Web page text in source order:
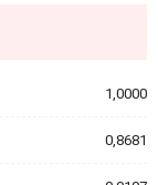
1,0000
0,8681